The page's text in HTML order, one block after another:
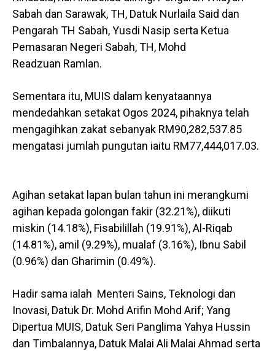
Sabah dan Sarawak, TH, Datuk Nurlaila Said dan
Pengarah TH Sabah, Yusdi Nasip serta Ketua
Pemasaran Negeri Sabah, TH, Mohd
Readzuan Ramlan.
Sementara itu, MUIS dalam kenyataannya
mendedahkan setakat Ogos 2024, pihaknya telah
mengagihkan zakat sebanyak RM90,282,537.85
mengatasi jumlah pungutan iaitu RM77,444,017.03.
Agihan setakat lapan bulan tahun ini merangkumi
agihan kepada golongan fakir (32.21%), diikuti
miskin (14.18%), Fisabilillah (19.91%), Al-Riqab
(14.81%), amil (9.29%), mualaf (3.16%), Ibnu Sabil
(0.96%) dan Gharimin (0.49%).
Hadir sama ialah Menteri Sains, Teknologi dan
Inovasi, Datuk Dr. Mohd Arifin Mohd Arif; Yang
Dipertua MUIS, Datuk Seri Panglima Yahya Hussin
dan Timbalannya, Datuk Malai Ali Malai Ahmad serta